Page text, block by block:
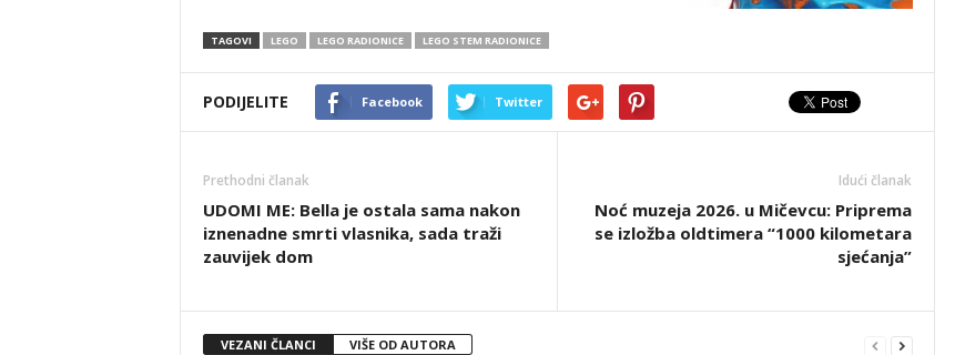
TAGOVI LEGO LEGO RADIONICE LEGO STEM RADIONICE
PODIJELITE Facebook Twitter
Prethodni članak
UDOMI ME: Bella je ostala sama nakon
iznenadne smrti vlasnika, sada traži
zauvijek dom
Idući članak
Noć muzeja 2026. u Mičevcu: Priprema
se izložba oldtimera “1000 kilometara
sjećanja”
VEZANI ČLANCI VIŠE OD AUTORA